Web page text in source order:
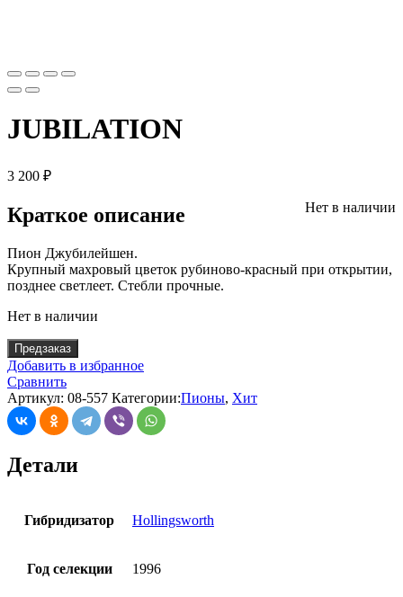
JUBILATION
3 200 ₽
Нет в наличии
Краткое описание
Пион Джубилейшен.
Крупный махровый цветок рубиново-красный при открытии,
позднее светлеет. Стебли прочные.
Нет в наличии
Предзаказ
Добавить в избранное
Сравнить
Артикул: 08-557 Категории:Пионы, Хит
Детали
Гибридизатор Hollingsworth
Год селекции 1996